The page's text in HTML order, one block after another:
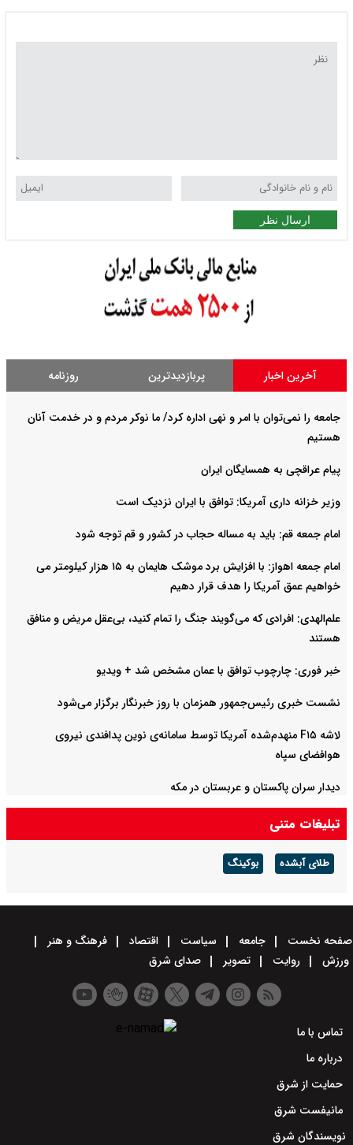
ارسال نظر
آخرین اخبار پربازدیدترین روزنامه
جامعه را نمی‌توان با امر و نهی اداره کرد/ ما نوکر مردم و در خدمت آنان
هستیم
پیام عراقچی به همسایگان ایران
وزیر خزانه داری آمریکا: توافق با ایران نزدیک است
امام جمعه قم: باید به مساله حجاب در کشور و قم توجه شود
امام‌ جمعه اهواز: با افزایش برد موشک هایمان به ۱۵ هزار کیلومتر می
خواهیم عمق آمریکا را هدف قرار دهیم
علم‌الهدی: افرادی که می‌گویند جنگ را تمام کنید، بی‌عقل مریض و منافق
هستند
خبر فوری: چارچوب توافق با عمان مشخص شد + ویدیو
نشست خبری رئیس‌جمهور همزمان با روز خبرنگار برگزار می‌شود
لاشه F۱۵ منهدم‌شده آمریکا توسط سامانه‌ی نوین پدافندی نیروی
هوافضای سپاه
دیدار سران پاکستان و عربستان در مکه
تبلیغات متنی
طلای آبشده بوکینگ
صفحه نخست جامعه سیاست اقتصاد
فرهنگ و هنر
ورزش
روایت تصویر صدای شرق
تماس با ما
درباره ما
حمایت از شرق
مانیفست شرق
نویسندگان شرق